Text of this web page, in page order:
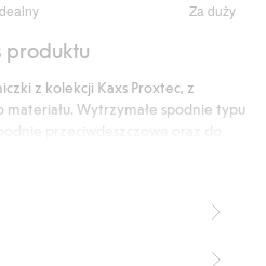
Za duży
produktu
z kolekcji Kaxs Proxtec, z
Wytrzymałe spodnie typu
powietrzu w każdych warunkach
na słup wody 10 0000 mm i
bez fluorowęglowodorów